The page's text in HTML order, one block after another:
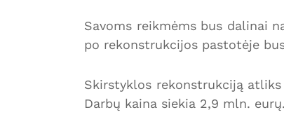
Savoms reikmėms bus dalinai
po rekonstrukcijos pastotėje
Skirstyklos rekonstrukciją atliks
Darbų kaina siekia 2,9 mln. eurų.